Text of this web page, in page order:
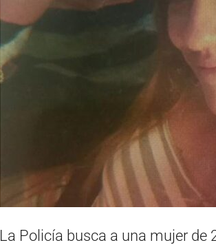
La Policía busca a una mujer de